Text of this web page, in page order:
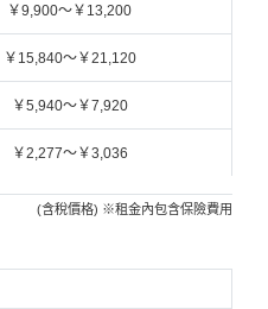
￥9,900～￥13,200
￥15,840～￥21,120
￥5,940～￥7,920
￥2,277～￥3,036
(含稅價格) ※租金內包含保險費用